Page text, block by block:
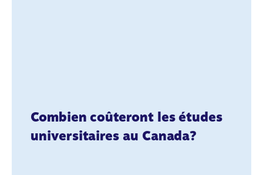
Combien coûteront les études
universitaires au Canada?